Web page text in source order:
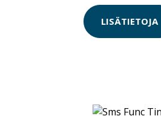
LISÄTIETOJA